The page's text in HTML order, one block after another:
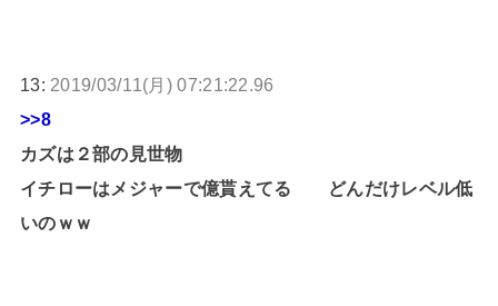
13: 2019/03/11(月) 07:21:22.96
>>8
カズは２部の見世物
イチローはメジャーで億貰えてる どんだけレベル低
いのｗｗ